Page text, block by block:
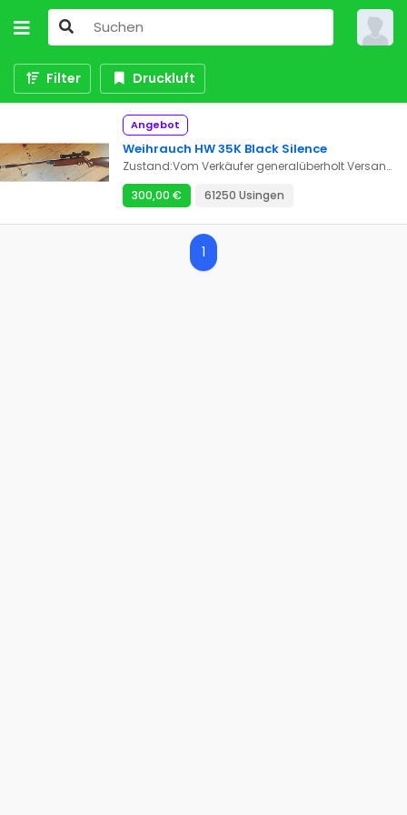
Filter Druckluft
Angebot
Weihrauch HW 35K Black Silence
Zustand:Vom Verkäufer generalüberholt Versand mit:DHL Beschreibung Lieferumfang: • Weihrauch HW 35K Black Silence • Hubertus Zielfernrohr 4x32 • Montageschiene • Schalldämpfer Technische Details: • Länge ca. 122 cm (mit Schalldämpfer) • Lauflänge ca. 50 cm • Gewicht ca. 3,8 kg • Kaliber 4,5mm (.177) Diabolo • System: Federdruck Kipplauf • Automatische Sicherung • Abzug: Matchabzug • Schaft: Buchenholz • Vorderschaft mit Fingerrille • Hersteller: Weihrauch
300,00 €
61250 Usingen
1